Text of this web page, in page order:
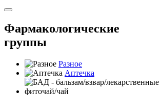
Фармакологические
группы
Разное
Аптечка